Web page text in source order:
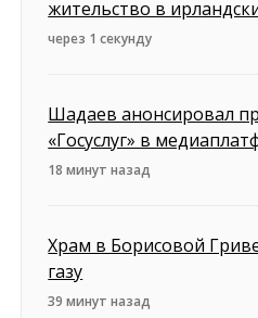
жительство в
через 1 секунду
Шадаев анонсировал
«Госуслуг» в
18 минут назад
Храм в Борисовой
газу
39 минут назад